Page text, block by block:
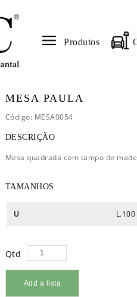
Produtos
MESA PAULA
Código: MESA0054
DESCRIÇÃO
Mesa quadrada com tampo de
TAMANHOS
U
Qtd